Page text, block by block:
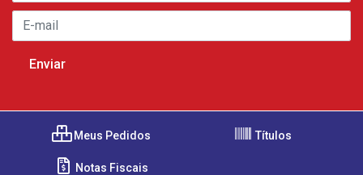
Meus Pedidos Títulos
Notas Fiscais